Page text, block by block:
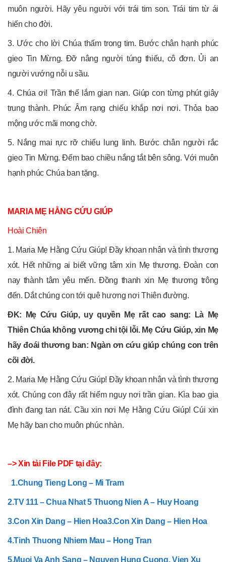
muôn người. Hãy yêu người với trái tim son. Trái tim từ ái
hiến cho đời.
3. Ước cho lời Chúa thấm trong tim. Bước chân hạnh phúc
gieo Tin Mừng. Đỡ nâng người túng thiếu, cô đơn. Ủi an
người vướng nỗi u sầu.
4. Chúa ơi! Trần thế lắm gian nan. Giúp con từng phút giây
trung thành. Phúc Âm rạng chiếu khắp nơi nơi. Thỏa bao
mộng ước mãi mong chờ.
5. Nắng mai rực rỡ chiếu lung linh. Bước chân người rắc
gieo Tin Mừng. Đếm bao chiều nắng tắt bên sông. Với muôn
hạnh phúc Chúa ban tặng.
MARIA MẸ HẰNG CỨU GIÚP
Hoài Chiên
1. Maria Mẹ Hằng Cứu Giúp! Đầy khoan nhân và tình thương
xót. Hết những ai biết vững tâm xin Mẹ thương. Đoàn con
nay thành tâm yêu mến. Đồng thanh xin Mẹ thương trông
đến. Dắt chúng con tới quê hương nơi Thiên đường.
ĐK: Mẹ Cứu Giúp, uy quyền Mẹ rất cao sang: Là Mẹ
Thiên Chúa không vương chi tội lỗi. Mẹ Cứu Giúp, xin Mẹ
hãy đoái thương ban: Ngàn ơn cứu giúp chúng con trên
cõi đời.
2. Maria Mẹ Hằng Cứu Giúp! Đầy khoan nhân và tình thương
xót. Chúng con đây rất hiểm nguy nơi trần gian. Kìa bao gia
đình đang tan nát. Cầu xin nơi Mẹ Hằng Cứu Giúp! Cúi xin
Mẹ hãy ban cho muôn phúc nhàn.
–> Xin tải File PDF tại đây:
1.Chung Tieng Long – Mi Tram
2.TV 111 – Chua Nhat 5 Thuong Nien A – Huy Hoang
3.Con Xin Dang – Hien Hoa3.Con Xin Dang – Hien Hoa
4.Tinh Thuong Nhiem Mau – Hong Tran
5.Muoi Va Anh Sang – Nguyen Hung Cuong, Vien Xu